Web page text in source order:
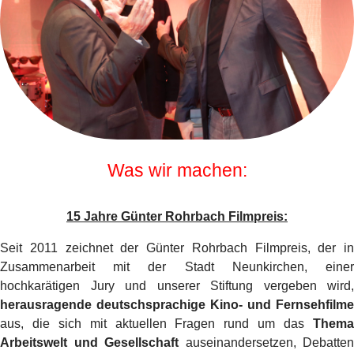
Was wir machen:
15 Jahre Günter Rohrbach Filmpreis:
Seit 2011 zeichnet der Günter Rohrbach Filmpreis, der in
Zusammenarbeit mit der Stadt Neunkirchen, einer
hochkarätigen Jury und unserer Stiftung vergeben wird,
herausragende deutschsprachige Kino- und Fernsehfilme
aus, die sich mit aktuellen Fragen rund um das Thema
Arbeitswelt und Gesellschaft auseinandersetzen, Debatten